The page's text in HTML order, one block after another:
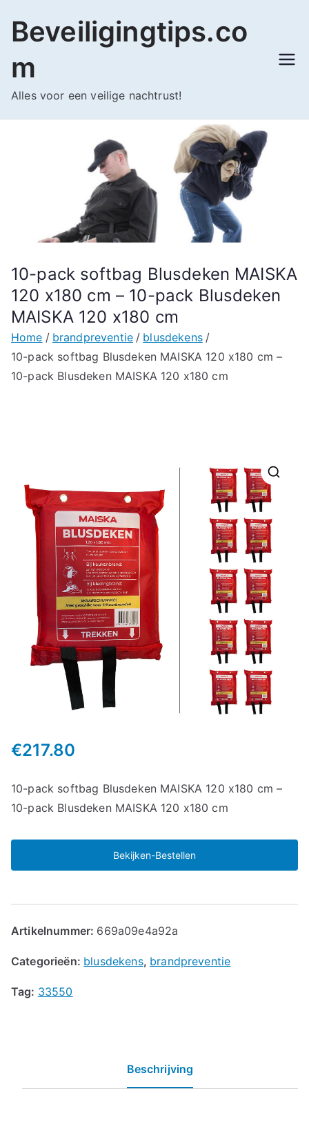
naar
inhoud
Beveiligingtips.co
m
Alles voor een veilige nachtrust!
10-pack softbag Blusdeken MAISKA
120 x180 cm – 10-pack Blusdeken
MAISKA 120 x180 cm
Home brandpreventie
blusdekens
10-pack softbag Blusdeken MAISKA 120 x180 cm –
10-pack Blusdeken MAISKA 120 x180 cm
🔍
€217.80
10-pack softbag Blusdeken MAISKA 120 x180 cm –
10-pack Blusdeken MAISKA 120 x180 cm
Bekijken-Bestellen
Artikelnummer: 669a09e4a92a
Categorieën: blusdekens, brandpreventie
Tag: 33550
Beschrijving